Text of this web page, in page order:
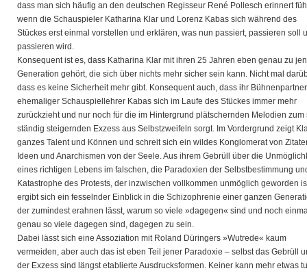
dass man sich häufig an den deutschen Regisseur René Pollesch erinnert
wenn die Schauspieler Katharina Klar und Lorenz Kabas sich während des
Stückes erst einmal vorstellen und erklären, was nun passiert, passieren soll
passieren wird.
Konsequent ist es, dass Katharina Klar mit ihren 25 Jahren eben genau zu
Generation gehört, die sich über nichts mehr sicher sein kann. Nicht mal
dass es keine Sicherheit mehr gibt. Konsequent auch, dass ihr
ehemaliger Schauspiellehrer Kabas sich im Laufe des Stückes immer mehr
zurückzieht und nur noch für die im Hintergrund plätschernden Melodien zum
ständig steigernden Exzess aus Selbstzweifeln sorgt. Im Vordergrund zeigt
ganzes Talent und Können und schreit sich ein wildes Konglomerat von
Ideen und Anarchismen von der Seele. Aus ihrem Gebrüll über die
eines richtigen Lebens im falschen, die Paradoxien der Selbstbestimmung
Katastrophe des Protests, der inzwischen vollkommen unmöglich geworden
ergibt sich ein fesselnder Einblick in die Schizophrenie einer ganzen
der zumindest erahnen lässt, warum so viele »dagegen« sind und noch
genau so viele dagegen sind, dagegen zu sein.
Dabei lässt sich eine Assoziation mit Roland Düringers »Wutrede« kaum
vermeiden, aber auch das ist eben Teil jener Paradoxie – selbst das Gebrüll
der Exzess sind längst etablierte Ausdrucksformen. Keiner kann mehr etwas